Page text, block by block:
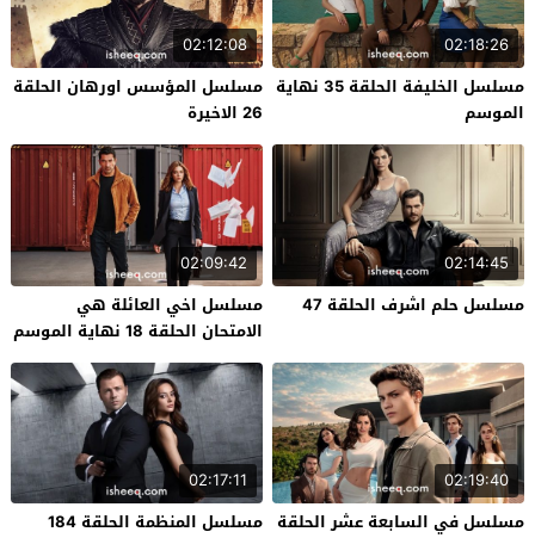
02:18:26
مسلسل الخليفة الحلقة 35 نهاية
الموسم
02:12:08
مسلسل المؤسس اورهان الحلقة
26 الاخيرة
02:14:45
مسلسل حلم اشرف الحلقة 47
02:09:42
مسلسل اخي العائلة هي
الامتحان الحلقة 18 نهاية الموسم
02:19:40
مسلسل في السابعة عشر الحلقة
02:17:11
مسلسل المنظمة الحلقة 184